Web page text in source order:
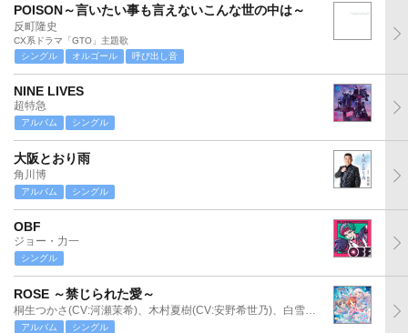
POISON～言いたい事も言えないこんな世の中は～
反町隆史
CX系ドラマ「GTO」主題歌
シングル
オルゴール 呼び出し音
NINE LIVES
超特急
アルバム シングル
大阪とおり雨
角川博
アルバム シングル
OBF
ジョー・力一
シングル
ROSE ～禁じられた愛～
桐生つかさ(CV:河瀬茉希)、木村夏樹(CV:安野希世乃)、白雪千夜(CV:関口理咲)
アルバム シングル